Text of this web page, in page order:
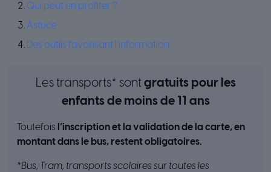
Qui peut en profiter ?
Astuce
Des outils favorisant l’information
Les transports* sontgratuits pour les
enfants de moins de 11 ans
Toutefois l’inscription et la validation de la carte, en
montant dans le bus, restent obligatoires.
*Bus, Tram, transports scolaires sur toutes les